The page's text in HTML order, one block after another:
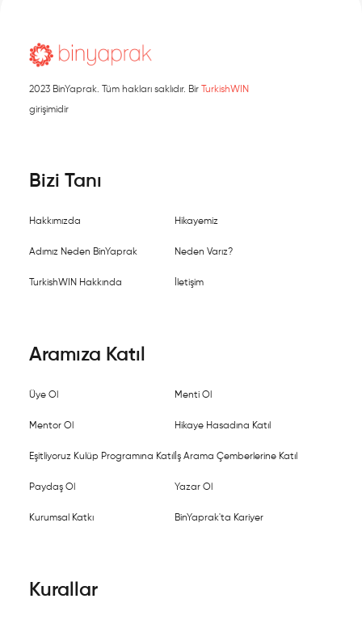
2023 BinYaprak. Tüm hakları saklıdır. Bir TurkishWIN
girişimidir
Bizi Tanı
Hakkımızda Hikayemiz
Adımız Neden BinYaprak Neden Varız?
TurkishWIN Hakkında İletişim
Aramıza Katıl
Üye Ol Menti Ol
Mentor Ol Hikaye Hasadına Katıl
Eşitliyoruz Kulüp Programına Katıl İş Arama Çemberlerine Katıl
Paydaş Ol Yazar Ol
Kurumsal Katkı BinYaprak'ta Kariyer
Kurallar